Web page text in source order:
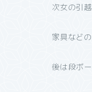
次女の引
家具など
後は段ボ